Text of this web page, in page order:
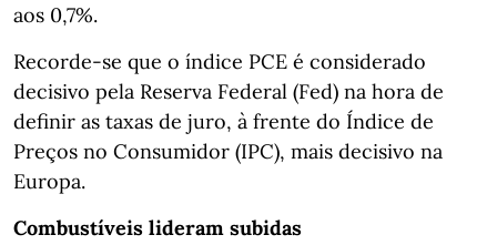
aos 0,7%.
Recorde-se que o índice PCE é considerado
decisivo pela Reserva Federal (Fed) na hora de
definir as taxas de juro, à frente do Índice de
Preços no Consumidor (IPC), mais decisivo na
Europa.
Combustíveis lideram subidas